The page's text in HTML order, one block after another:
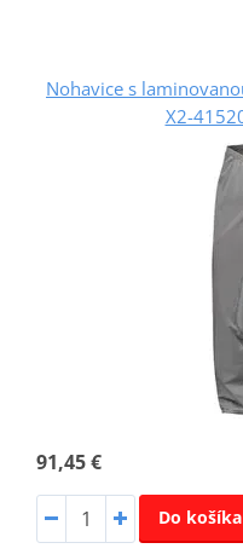
Nohavice s
X2-
91,45 €
Do košíka